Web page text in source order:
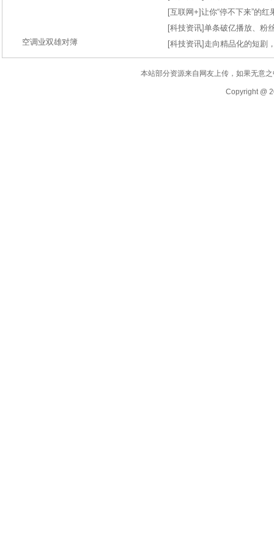
空调业双雄对簿
[互联网+]让你“停不下来”的
[科技资讯]单条破亿播放、粉
[科技资讯] 走向精品化的短剧
本站部分资源来自网友上传，如果无意
Copyright @